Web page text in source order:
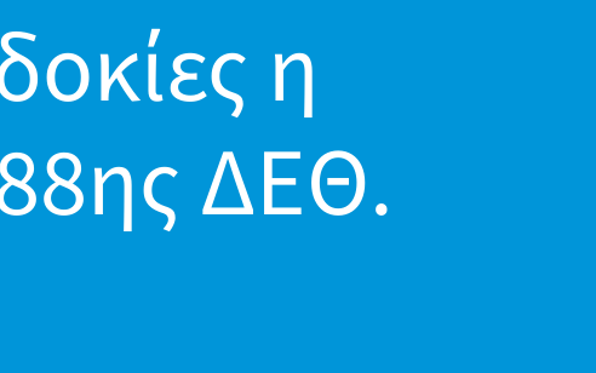
η
ΔΕΘ.